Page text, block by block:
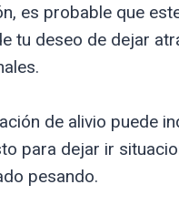
es probable que
tu deseo de dejar
de alivio puede
para dejar ir
pesando.